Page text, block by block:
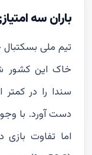
باران سه
تیم ملی بسکتبال
خاک این کشور
دست آورد. با